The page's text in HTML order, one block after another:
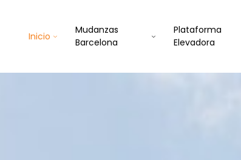
Inicio
Mudanzas
Barcelona
Plataforma
Elevadora